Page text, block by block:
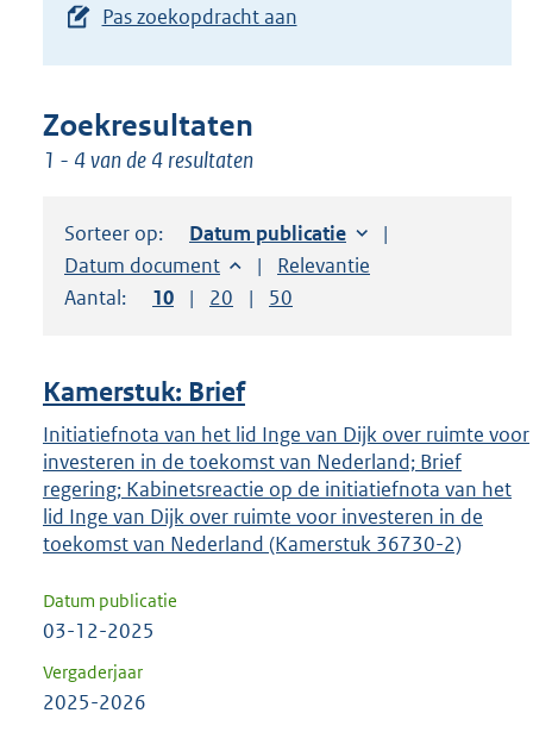
toets
suggesties.
Druk
om
uw
keuze
te
bevestigen.
Pas zoekopdracht aan
Zoekresultaten
1 - 4 van de 4 resultaten
Sorteer op: Sorteer op:
Datum publicatie
Sorteer op:
Datum document Sorteer op:
Relevantie
Aantal:
Toon
10 resultaten per pagina
Toon
20 resultaten per pagina
Toon
50
Kamerstuk: Brief
Initiatiefnota van het lid Inge van Dijk over ruimte voor
investeren in de toekomst van Nederland; Brief
regering; Kabinetsreactie op de initiatiefnota van het
lid Inge van Dijk over ruimte voor investeren in de
toekomst van Nederland (Kamerstuk 36730-2)
Datum publicatie
03-12-2025
Vergaderjaar
2025-2026